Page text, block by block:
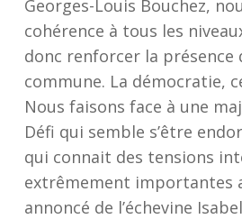
Georges-Louis Bouchez,
cohérence à tous les
donc renforcer la présence
commune. La démocratie,
Nous faisons face à une
Défi qui semble s’être
qui connait des tensions
extrêmement importantes
annoncé de l’échevine